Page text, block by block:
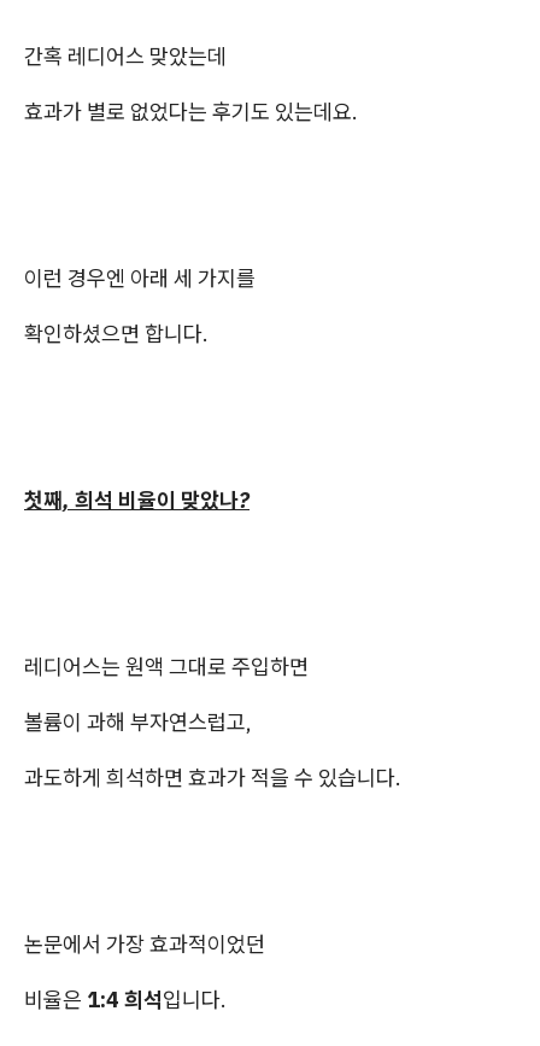
간혹 레디어스 맞았는데
효과가 별로 없었다는 후기도 있는데요.
이런 경우엔 아래 세 가지를
확인하셨으면 합니다.
첫째, 희석 비율이 맞았나?
레디어스는 원액 그대로 주입하면
볼륨이 과해 부자연스럽고,
과도하게 희석하면 효과가 적을 수 있습니다.
논문에서 가장 효과적이었던
비율은 1:4 희석입니다.